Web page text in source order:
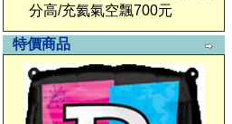
分高/充氦氣空飄700元
特價商品